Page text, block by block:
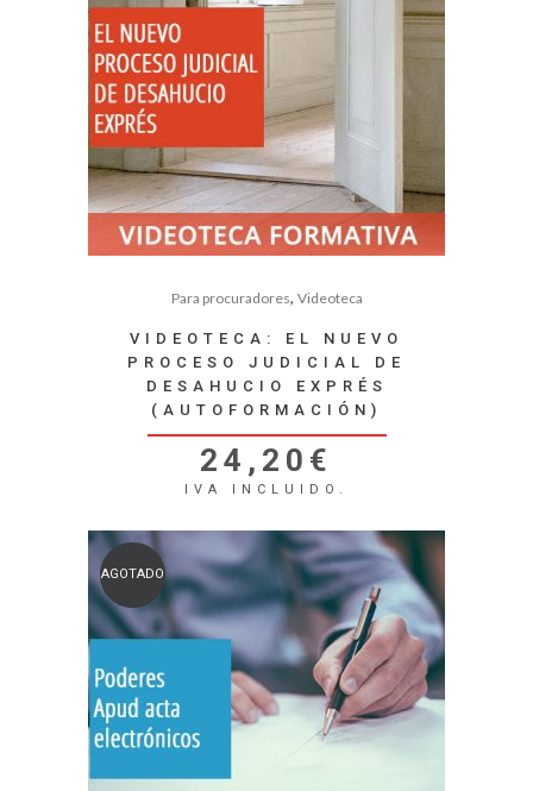
Para procuradores, Videoteca
VIDEOTECA: EL NUEVO
PROCESO JUDICIAL DE
DESAHUCIO EXPRÉS
(AUTOFORMACIÓN)
24,20 €
IVA INCLUIDO.
AGOTADO